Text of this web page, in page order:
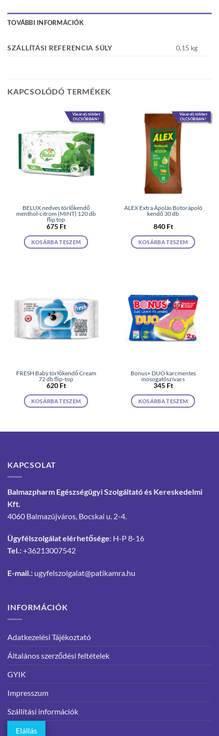
TOVÁBBI INFORMÁCIÓK
SZÁLLÍTÁSI REFERENCIA SÚLY 0,15 kg
KAPCSOLÓDÓ TERMÉKEK
Vásárolj többet
OLCSÓBBAN!
BELUX nedves törlőkendő
menthol-citrom (MINT) 120 db
flip top
675 Ft
KOSÁRBA TESZEM
Vásárolj többet
OLCSÓBBAN!
ALEX Extra Ápolás Bútorápoló
kendő 30 db
840 Ft
KOSÁRBA TESZEM
FRESH Baby törlőkendő Cream
72 db flip-top
620 Ft
KOSÁRBA TESZEM
Bonus+ DUO karcmentes
mosogatószivacs
345 Ft
KOSÁRBA TESZEM
KAPCSOLAT
Balmazpharm Egészségügyi Szolgáltató és Kereskedelmi
Kft.
4060 Balmazújváros, Bocskai u. 2-4.
Ügyfélszolgálat elérhetősége: H-P 8-16
Tel.:+36213007542
E-mail.: ugyfelszolgalat@patikamra.hu
INFORMÁCIÓK
Adatkezelési Tájékoztató
Általános szerződési feltételek
GYIK
Impresszum
Szállítási információk
Elállás